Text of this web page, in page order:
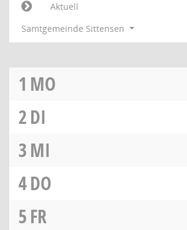
Aktuell
Samtgemeinde Sittensen
1 MO
2DI
3MI
4DO
5FR